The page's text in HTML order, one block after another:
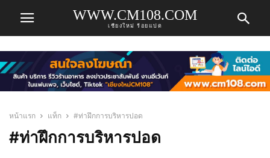
WWW.CM108.COM
เชียงใหม่ ร้อยแปด
หน้าแรก แท็ก #ท่าฝึกการบริหารปอด
#ท่าฝึกการบริหารปอด